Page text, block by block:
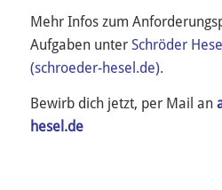
Mehr Infos zum
Aufgaben unter Schröder
(schroeder-hesel.de).
Bewirb dich jetzt, per Mail an
hesel.de